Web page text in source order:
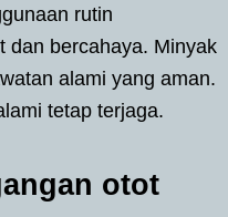
rutin
dan bercahaya. Minyak
alami yang aman.
tetap terjaga.
otot